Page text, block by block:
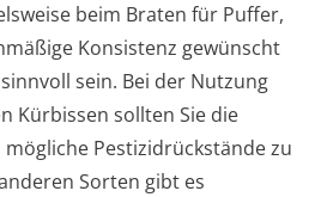
beim Braten für Puffer,
Konsistenz gewünscht
sein. Bei der Nutzung
Kürbissen sollten Sie die
Pestizidrückstände zu
Sorten gibt es